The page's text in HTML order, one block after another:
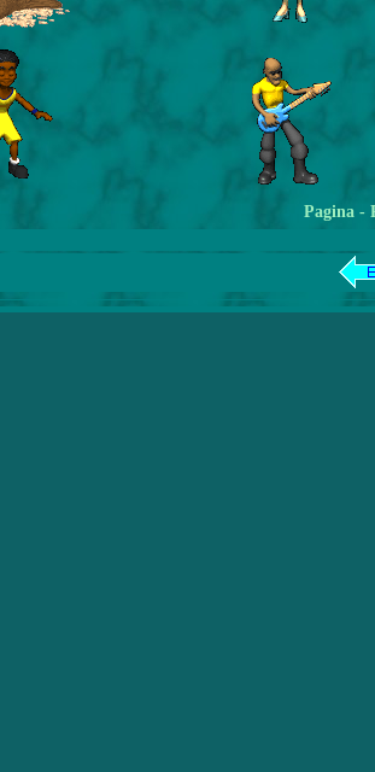
Pagina -